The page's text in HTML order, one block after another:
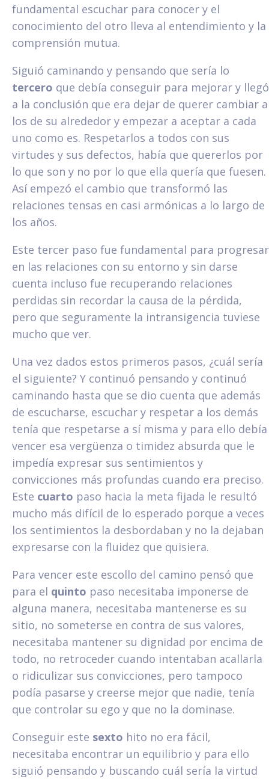
fundamental escuchar para conocer y el
conocimiento del otro lleva al entendimiento y la
comprensión mutua.
Siguió caminando y pensando que sería lo
tercero que debía conseguir para mejorar y llegó
a la conclusión que era dejar de querer cambiar a
los de su alrededor y empezar a aceptar a cada
uno como es. Respetarlos a todos con sus
virtudes y sus defectos, había que quererlos por
lo que son y no por lo que ella quería que fuesen.
Así empezó el cambio que transformó las
relaciones tensas en casi armónicas a lo largo de
los años.
Este tercer paso fue fundamental para progresar
en las relaciones con su entorno y sin darse
cuenta incluso fue recuperando relaciones
perdidas sin recordar la causa de la pérdida,
pero que seguramente la intransigencia tuviese
mucho que ver.
Una vez dados estos primeros pasos, ¿cuál sería
el siguiente? Y continuó pensando y continuó
caminando hasta que se dio cuenta que además
de escucharse, escuchar y respetar a los demás
tenía que respetarse a sí misma y para ello debía
vencer esa vergüenza o timidez absurda que le
impedía expresar sus sentimientos y
convicciones más profundas cuando era preciso.
Este cuarto paso hacia la meta fijada le resultó
mucho más difícil de lo esperado porque a veces
los sentimientos la desbordaban y no la dejaban
expresarse con la fluidez que quisiera.
Para vencer este escollo del camino pensó que
para el quinto paso necesitaba imponerse de
alguna manera, necesitaba mantenerse es su
sitio, no someterse en contra de sus valores,
necesitaba mantener su dignidad por encima de
todo, no retroceder cuando intentaban acallarla
o ridiculizar sus convicciones, pero tampoco
podía pasarse y creerse mejor que nadie, tenía
que controlar su ego y que no la dominase.
Conseguir este sexto hito no era fácil,
necesitaba encontrar un equilibrio y para ello
siguió pensando y buscando cuál sería la virtud